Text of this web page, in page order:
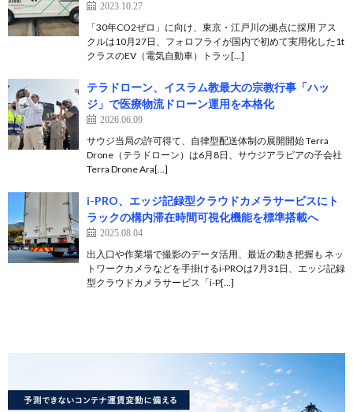
2023.10.27
「30年CO2ぜロ」に向け、東京・江戸川の拠点に採用 アス
クルは10月27日、フォロフライが国内で初めて実用化した1t
クラスのEV（電気自動車）トラッ[…]
テラドローン、イスラム教最大の宗教行事「ハッ
ジ」で医療物流ドローン運用を本格化
2026.06.09
サウジ当局の許可得て、自律型配送体制の展開開始 Terra
Drone（テラドローン）は6月8日、サウジアラビアの子会社
Terra Drone Ara[…]
i-PRO、エッジ記録型クラウドカメラサービスにト
ラックの構内滞在時間可視化機能を標準搭載へ
2025.08.04
出入口や作業場で撮影のデータ活用、最近の動き把握も ネッ
トワークカメラなどを手掛けるi-PROは7月31日、エッジ記録
型クラウドカメラサービス「i-P[…]